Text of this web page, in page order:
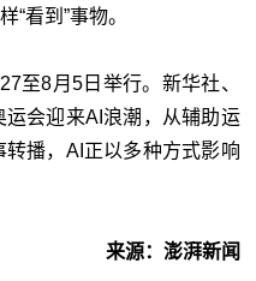
看到”事物。
至8月5日举行。新华社、
运会迎来AI浪潮，从辅助运
播，AI正以多种方式影响
来源：澎湃新闻